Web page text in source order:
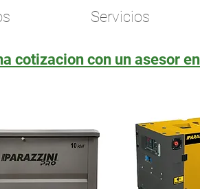
Servicios
cotizacion con un asesor